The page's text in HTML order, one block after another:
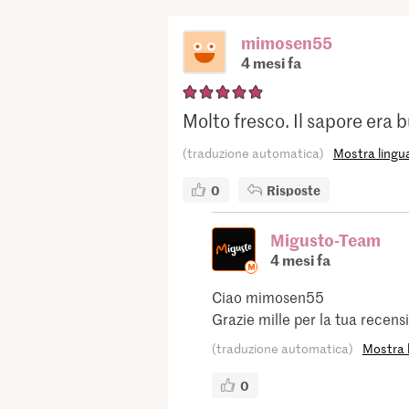
mimosen55
4 mesi fa
Molto fresco. Il sapore era
(traduzione automatica) Mostra
0 Risposte
Migusto-Team
4 mesi fa
Ciao mimosen55
Grazie mille per la tua
(traduzione automatica) Mostra
0